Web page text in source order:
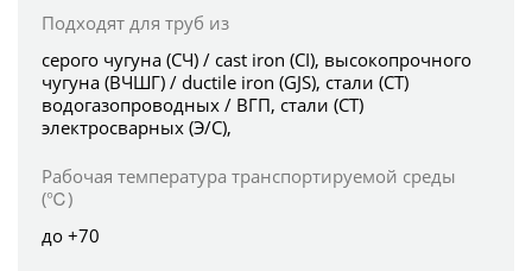
Подходят для труб из
серого чугуна (СЧ) / cast iron (CI), высокопрочного
чугуна (ВЧШГ) / ductile iron (GJS), стали (СТ)
водогазопроводных / ВГП, стали (СТ)
электросварных (Э/С),
Рабочая температура транспортируемой среды
(℃)
до +70